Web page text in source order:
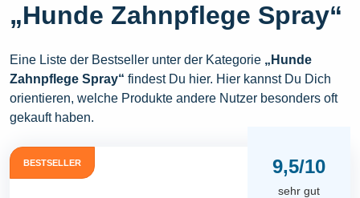
„Hunde Zahnpflege Spray“
Eine Liste der Bestseller unter der Kategorie „Hunde
Zahnpflege Spray“ findest Du hier. Hier kannst Du Dich
orientieren, welche Produkte andere Nutzer besonders oft
gekauft haben.
BESTSELLER 9,5/10
sehr gut